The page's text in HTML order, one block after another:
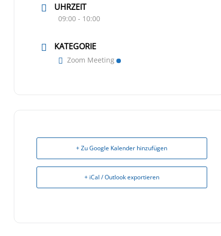
UHRZEIT
09:00 - 10:00
KATEGORIE
Zoom Meeting
+ Zu Google Kalender hinzufügen
+ iCal / Outlook exportieren